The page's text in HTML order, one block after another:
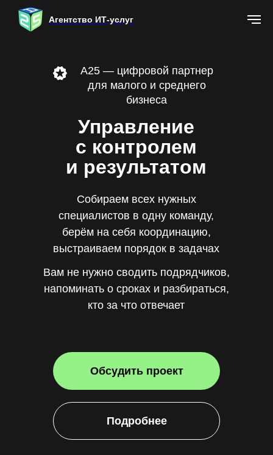
Агентство ИТ-услуг
Подробнее
Обсудить проект
А25 — цифровой партнер
для малого и среднего
бизнеса
Вам не нужно сводить подрядчиков,
напоминать о сроках и разбираться,
кто за что отвечает
Собираем всех нужных
специалистов в одну команду,
берём на себя координацию,
выстраиваем порядок в задачах
Управление
с контролем
и результатом